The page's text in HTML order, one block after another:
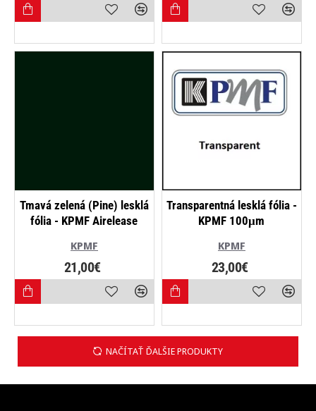
KPMF
Tmavá zelená (Pine) lesklá
fólia - KPMF Airelease
21,00€
NAJPREDÁVANEJŠIE
KPMF
Transparentná lesklá fólia -
KPMF 100μm
23,00€
NAČÍTAŤ ĎALŠIE PRODUKTY